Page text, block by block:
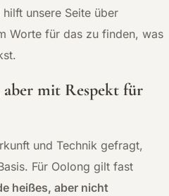
unsere Seite über
Worte für das zu finden, was
mit Respekt für
und Technik gefragt,
Für Oolong gilt fast
heißes, aber nicht